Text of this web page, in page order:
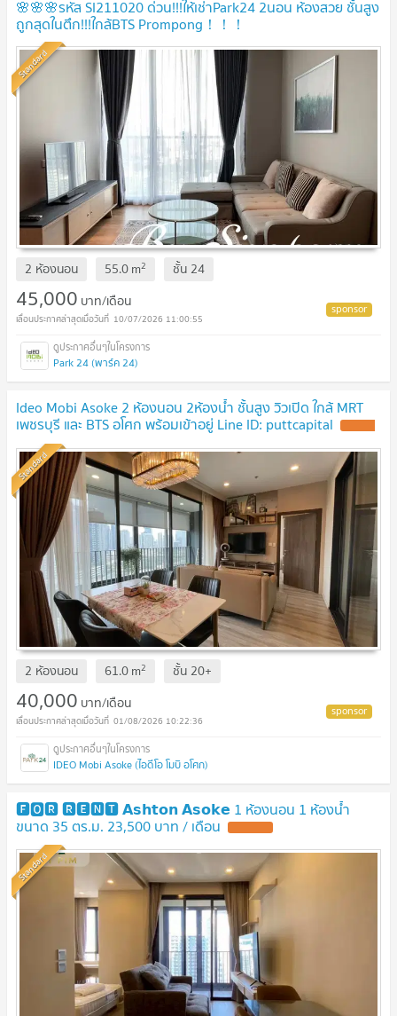
🌸🌸🌸รหัส SI211020 ด่วน!!!ให้เช่าPark24 2นอน ห้องสวย ชั้นสูง
ถูกสุดในตึก!!!ใกล้BTS Prompong！！！
Standard
2 ห้องนอน 55.0m2 ชั้น 24
45,000 บาท/เดือน
10/07/2026 11:00:55
Park 24 (พาร์ค 24)
Ideo Mobi Asoke 2 ห้องนอน 2ห้องน้ำ ชั้นสูง วิวเปิด ใกล้ MRT
เพชรบุรี และ BTS อโศก พร้อมเข้าอยู่ Line ID: puttcapital
Standard
2 ห้องนอน 61.0m2 ชั้น 20+
40,000 บาท/เดือน
01/08/2026 10:22:36
IDEO Mobi Asoke (ไอดีโอ โมบิ อโศก)
🅵🅾️🆁 🆁🅴🅽🆃 𝗔𝘀𝗵𝘁𝗼𝗻 𝗔𝘀𝗼𝗸𝗲 1 ห้องนอน 1 ห้องน้ำ
ขนาด 35 ตร.ม. 23,500 บาท / เดือน
Standard